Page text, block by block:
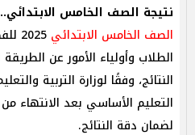
نتيجة الصف الخامس الابتدائي..
الصف الخامس الابتدائي
الطلاب وأولياء الأمور عن
النتائج، وفقًا لوزارة التربية
التعليم الأساسي بعد الانتهاء
لضمان دقة النتائج.